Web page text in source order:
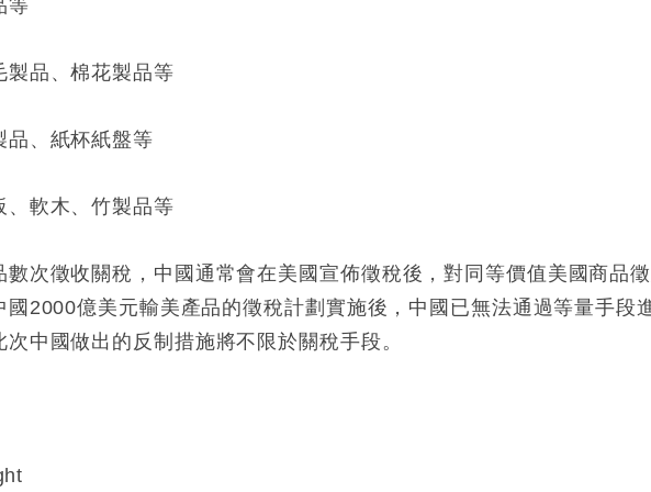
等
製品、棉花製品等
品、紙杯紙盤等
、軟木、竹製品等
數次徵收關稅，中國通常會在美國宣佈徵稅後，對同等價值美國商品
國2000億美元輸美產品的徵稅計劃實施後，中國已無法通過等量手段
中國做出的反制措施將不限於關稅手段。